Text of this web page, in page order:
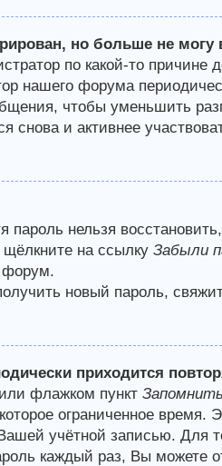
но больше не могу
по какой-то
нашего форума
чтобы уменьшить
снова и активнее
пароль нельзя
на ссылку Забыли
форум.
новый пароль,
приходится
флажком пункт
ограниченное время.
учётной записью. Для
каждый раз, Вы можете